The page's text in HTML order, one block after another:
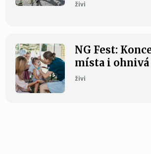
živi
NG Fest:
místa i ohnivá
živi